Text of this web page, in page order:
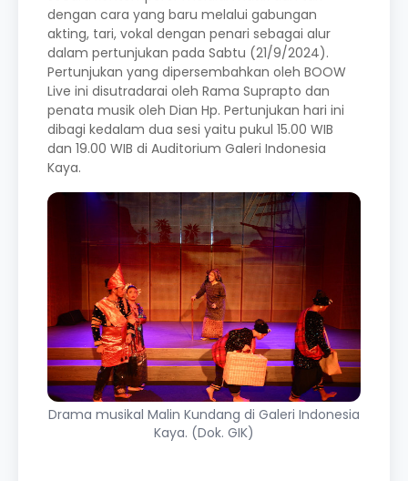
dengan cara yang baru melalui gabungan
akting, tari, vokal dengan penari sebagai alur
dalam pertunjukan pada Sabtu (21/9/2024).
Pertunjukan yang dipersembahkan oleh BOOW
Live ini disutradarai oleh Rama Suprapto dan
penata musik oleh Dian Hp. Pertunjukan hari ini
dibagi kedalam dua sesi yaitu pukul 15.00 WIB
dan 19.00 WIB di Auditorium Galeri Indonesia
Kaya.
Drama musikal Malin Kundang di Galeri Indonesia
Kaya. (Dok. GIK)